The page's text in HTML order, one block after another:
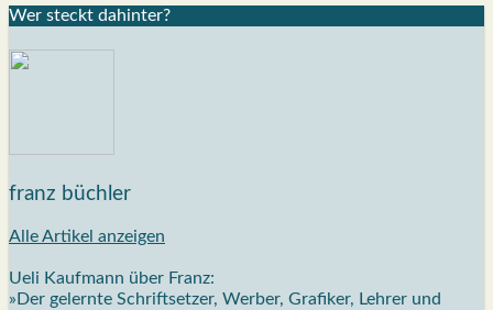
Wer steckt dahin­ter?
franz büchler
Alle Artikel anzeigen
Ueli Kaufmann über Franz:
»Der gelernte Schriftsetzer, Werber, Grafiker, Lehrer und